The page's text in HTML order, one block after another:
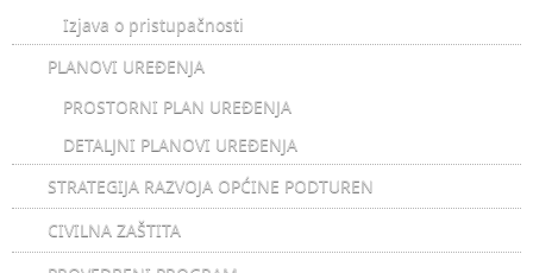
Izjava o pristupačnosti
PLANOVI UREĐENJA
PROSTORNI PLAN UREĐENJA
DETALJNI PLANOVI UREĐENJA
STRATEGIJA RAZVOJA OPĆINE PODTUREN
CIVILNA ZAŠTITA